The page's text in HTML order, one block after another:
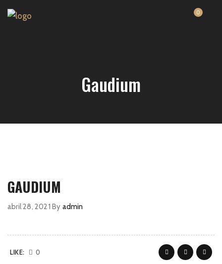
0
Gaudium
GAUDIUM
abril 28, 2021 By admin
LIKE: 0